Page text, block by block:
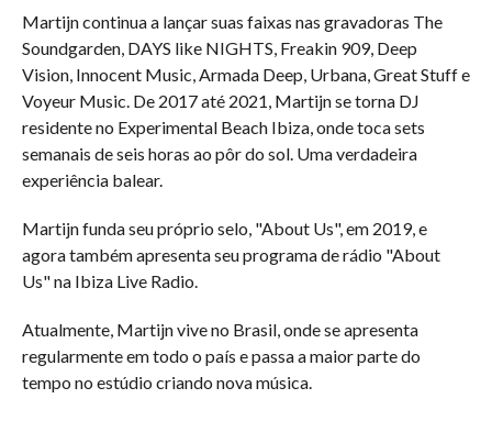
Martijn continua a lançar suas faixas nas gravadoras The
Soundgarden, DAYS like NIGHTS, Freakin 909, Deep
Vision, Innocent Music, Armada Deep, Urbana, Great Stuff e
Voyeur Music. De 2017 até 2021, Martijn se torna DJ
residente no Experimental Beach Ibiza, onde toca sets
semanais de seis horas ao pôr do sol. Uma verdadeira
experiência balear.
Martijn funda seu próprio selo, "About Us", em 2019, e
agora também apresenta seu programa de rádio "About
Us" na Ibiza Live Radio.
Atualmente, Martijn vive no Brasil, onde se apresenta
regularmente em todo o país e passa a maior parte do
tempo no estúdio criando nova música.